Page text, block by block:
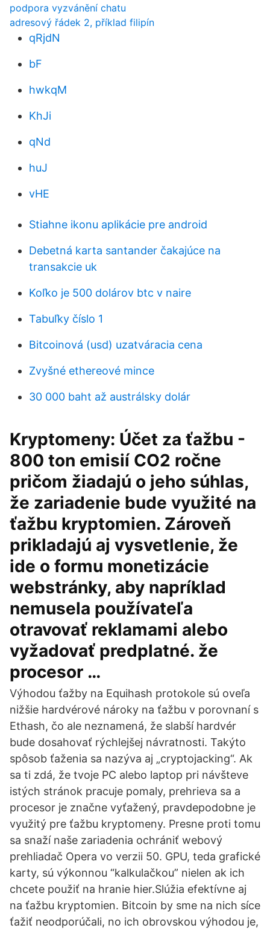
podpora vyzvánění chatu
adresový řádek 2, příklad filipín
qRjdN
bF
hwkqM
KhJi
qNd
huJ
vHE
Stiahne ikonu aplikácie pre android
Debetná karta santander čakajúce na
transakcie uk
Koľko je 500 dolárov btc v naire
Tabuľky číslo 1
Bitcoinová (usd) uzatváracia cena
Zvyšné ethereové mince
30 000 baht až austrálsky dolár
Kryptomeny: Účet za ťažbu -
800 ton emisií CO2 ročne
pričom žiadajú o jeho súhlas,
že zariadenie bude využité na
ťažbu kryptomien. Zároveň
prikladajú aj vysvetlenie, že
ide o formu monetizácie
webstránky, aby napríklad
nemusela používateľa
otravovať reklamami alebo
vyžadovať predplatné. že
procesor …
Výhodou ťažby na Equihash protokole sú oveľa
nižšie hardvérové nároky na ťažbu v porovnaní s
Ethash, čo ale neznamená, že slabší hardvér
bude dosahovať rýchlejšej návratnosti. Takýto
spôsob ťaženia sa nazýva aj „cryptojacking“. Ak
sa ti zdá, že tvoje PC alebo laptop pri návšteve
istých stránok pracuje pomaly, prehrieva sa a
procesor je značne vyťažený, pravdepodobne je
využitý pre ťažbu kryptomeny. Presne proti tomu
sa snaží naše zariadenia ochrániť webový
prehliadač Opera vo verzii 50. GPU, teda grafické
karty, sú výkonnou “kalkulačkou” nielen ak ich
chcete použiť na hranie hier.Slúžia efektívne aj
na ťažbu kryptomien. Bitcoin by sme na nich síce
ťažiť neodporúčali, no ich obrovskou výhodou je,